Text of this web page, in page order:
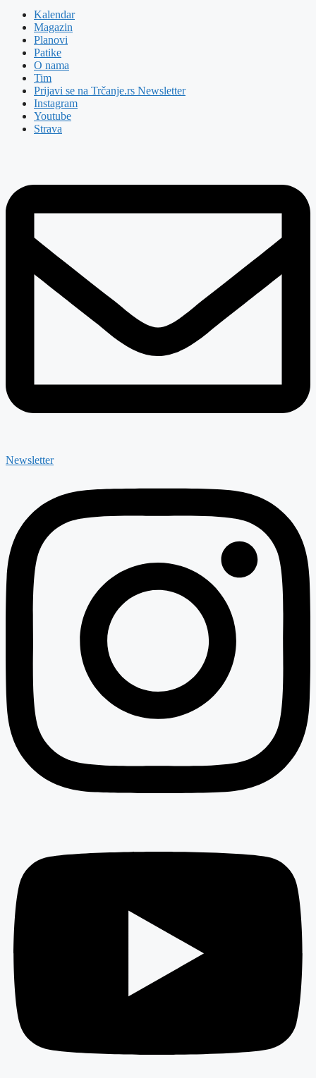
Kalendar
Magazin
Planovi
Patike
O nama
Tim
Prijavi se na Trčanje.rs Newsletter
Instagram
Youtube
Strava
Newsletter